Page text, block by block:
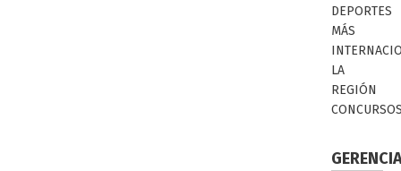
DEPORTES
MÁS
LA
REGIÓN